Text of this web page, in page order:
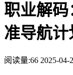
职业解
准导航计
阅读量:66 2025-04-